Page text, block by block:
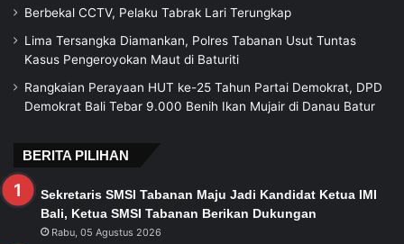
Berbekal CCTV, Pelaku Tabrak Lari Terungkap
Lima Tersangka Diamankan, Polres Tabanan Usut Tuntas
Kasus Pengeroyokan Maut di Baturiti
Rangkaian Perayaan HUT ke-25 Tahun Partai Demokrat, DPD
Demokrat Bali Tebar 9.000 Benih Ikan Mujair di Danau Batur
BERITA PILIHAN
Sekretaris SMSI Tabanan Maju Jadi Kandidat Ketua IMI
Bali, Ketua SMSI Tabanan Berikan Dukungan
Rabu, 05 Agustus 2026